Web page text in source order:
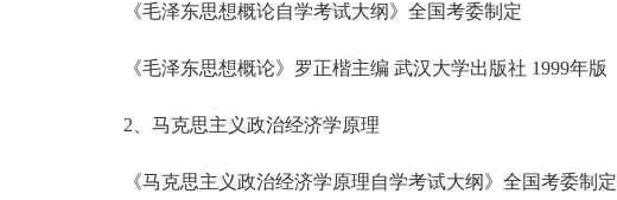
《毛泽东思想概论自学考试大纲》全国考委制定
《毛泽东思想概论》罗正楷主编 武汉大学出版社 1999年版
2、马克思主义政治经济学原理
《马克思主义政治经济学原理自学考试大纲》全国考委制定